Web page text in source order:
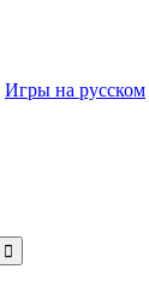
Игры на русском